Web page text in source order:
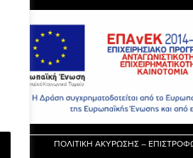
ΠΟΛΙΤΙΚΗ ΑΚΥΡΩΣΗΣ –